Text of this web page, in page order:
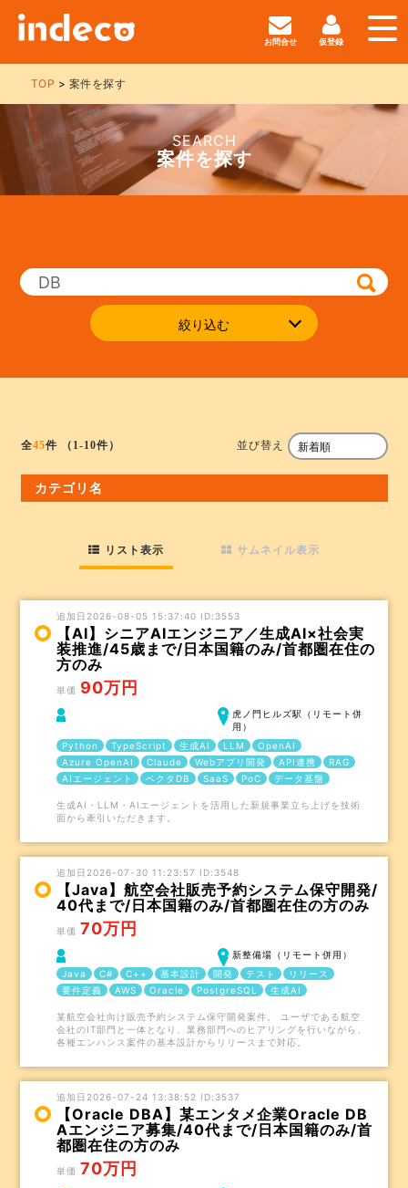
お問合せ 仮登録
TOP 案件を探す
SEARCH
案件を探す
絞り込む
全45件 （1-10件） 並び替え
カテゴリ名
リスト表示 サムネイル表示
追加日2026-08-05 15:37:40 ID:3553
【AI】シニアAIエンジニア／生成AI×社会実
装推進/45歳まで/日本国籍のみ/首都圏在住の
方のみ
単価 90万円
虎ノ門ヒルズ駅（リモート併
用）
Python
TypeScript 生成AI LLM
OpenAI
Azure OpenAI
Claude Webアプリ開発 API連携
RAG
AIエージェント
ベクタDB SaaS PoC データ基盤
生成AI・LLM・AIエージェントを活用した新規事業立ち上げを技術
面から牽引いただきます。
追加日2026-07-30 11:23:57 ID:3548
【Java】航空会社販売予約システム保守開発/
40代まで/日本国籍のみ/首都圏在住の方のみ
単価 70万円
新整備場（リモート併用）
Java
C# C++ 基本設計 開発 テスト
リリース
要件定義
AWS Oracle PostgreSQL 生成AI
某航空会社向け販売予約システム保守開発案件。 ユーザである航空
会社のIT部門と一体となり、業務部門へのヒアリングを行いながら、
各種エンハンス案件の基本設計からリリースまで対応。
追加日2026-07-24 13:38:52 ID:3537
【Oracle DBA】某エンタメ企業Oracle DB
Aエンジニア募集/40代まで/日本国籍のみ/首
都圏在住の方のみ
単価 70万円